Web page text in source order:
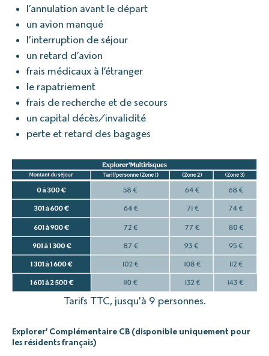
l’annulation avant le départ
un avion manqué
l’interruption de séjour
un retard d’avion
frais médicaux à l’étranger
le rapatriement
frais de recherche et de secours
un capital décès/invalidité
perte et retard des bagages
Tarifs TTC, jusqu'à 9 personnes.
Explorer’ Complémentaire CB (disponible uniquement pour
les résidents français)